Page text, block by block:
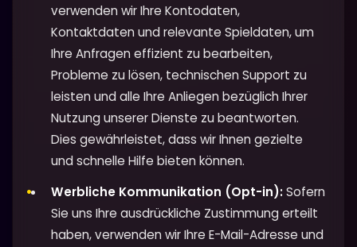
verwenden wir Ihre Kontodaten,
Kontaktdaten und relevante Spieldaten, um
Ihre Anfragen effizient zu bearbeiten,
Probleme zu lösen, technischen Support zu
leisten und alle Ihre Anliegen bezüglich Ihrer
Nutzung unserer Dienste zu beantworten.
Dies gewährleistet, dass wir Ihnen gezielte
und schnelle Hilfe bieten können.
Werbliche Kommunikation (Opt-in):Sofern
Sie uns Ihre ausdrückliche Zustimmung erteilt
haben, verwenden wir Ihre E-Mail-Adresse und